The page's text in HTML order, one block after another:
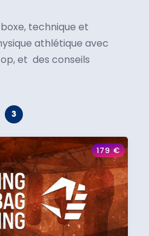
technique et
athlétique avec
et des conseils
179€